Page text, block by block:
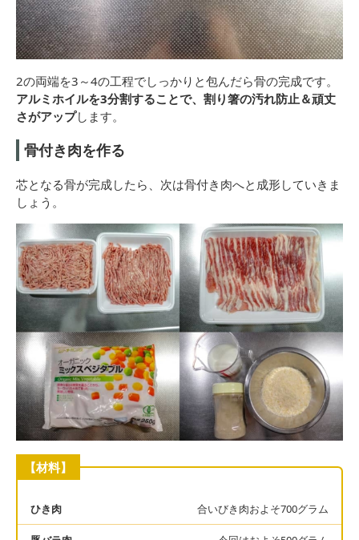
2の両端を3～4の工程でしっかりと包んだら骨の完成です。
アルミホイルを3分割することで、割り箸の汚れ防止＆頑丈
さがアップします。
骨付き肉を作る
芯となる骨が完成したら、次は骨付き肉へと成形していきま
しょう。
【材料】
ひき肉 合いびき肉およそ700グラム